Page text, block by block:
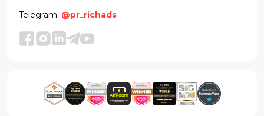
Telegram: @pr_richads